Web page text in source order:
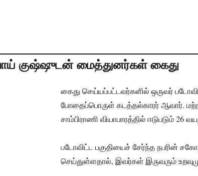
குஷ்ஷுடன் மைத்துனர்கள் கைது
கைது செய்யப்பட்டவர்களில் ஒருவர்
போதைப்பொருள் கடத்தல்காரர் ஆவார்.
சாம்பிராணி வியாபாரத்தில் ஈடுபடும்
படோவிட்ட பகுதியைச் சேர்ந்த நபரின்
செய்துள்ளதால், இவர்கள் இருவரும்